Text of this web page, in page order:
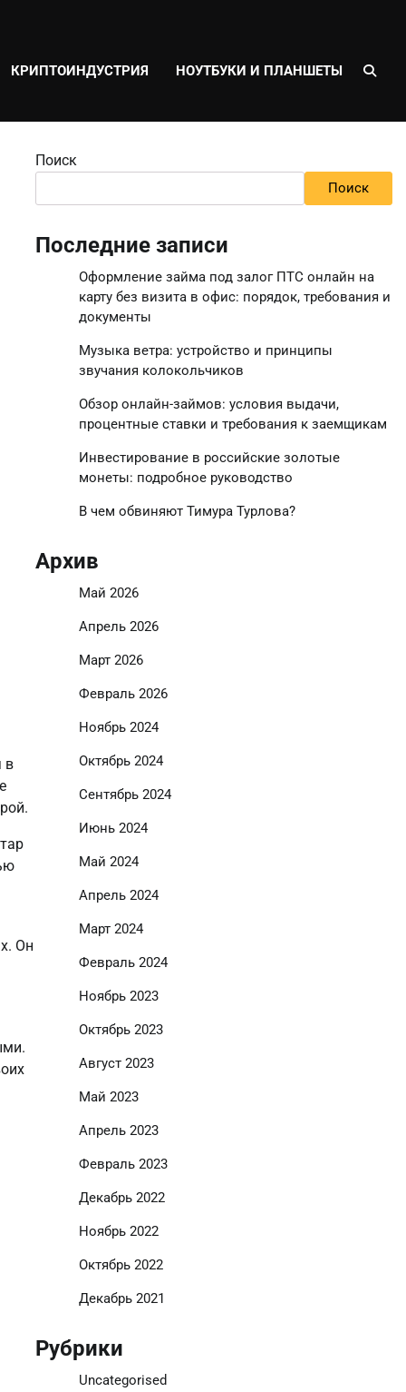
КРИПТОИНДУСТРИЯ НОУТБУКИ И ПЛАНШЕТЫ
в
Он
Поиск
Поиск
Последние записи
Оформление займа под залог ПТС онлайн на
карту без визита в офис: порядок, требования и
документы
Музыка ветра: устройство и принципы
звучания колокольчиков
Обзор онлайн-займов: условия выдачи,
процентные ставки и требования к заемщикам
Инвестирование в российские золотые
монеты: подробное руководство
В чем обвиняют Тимура Турлова?
Архив
Май 2026
Апрель 2026
Март 2026
Февраль 2026
Ноябрь 2024
Октябрь 2024
Сентябрь 2024
Июнь 2024
Май 2024
Апрель 2024
Март 2024
Февраль 2024
Ноябрь 2023
Октябрь 2023
Август 2023
Май 2023
Апрель 2023
Февраль 2023
Декабрь 2022
Ноябрь 2022
Октябрь 2022
Декабрь 2021
Рубрики
Uncategorised